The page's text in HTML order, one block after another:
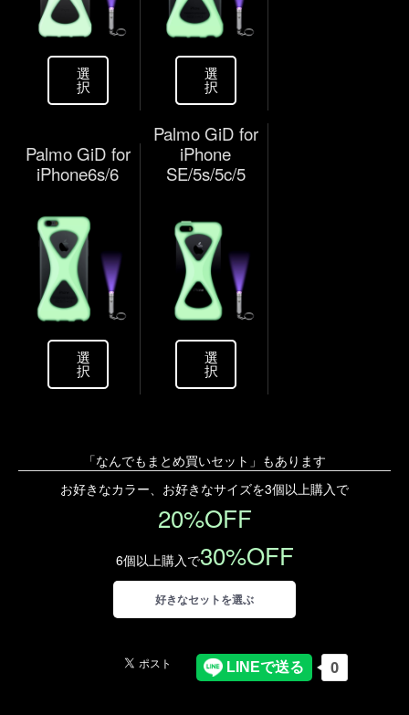
選
択
選
択
Palmo GiD for
iPhone6s/6
選
択
Palmo GiD for
iPhone
SE/5s/5c/5
選
択
「なんでもまとめ買いセット」もあります
お好きなカラー、お好きなサイズを3個以上購入で
20%OFF
6個以上購入で30%OFF
好きなセットを選ぶ